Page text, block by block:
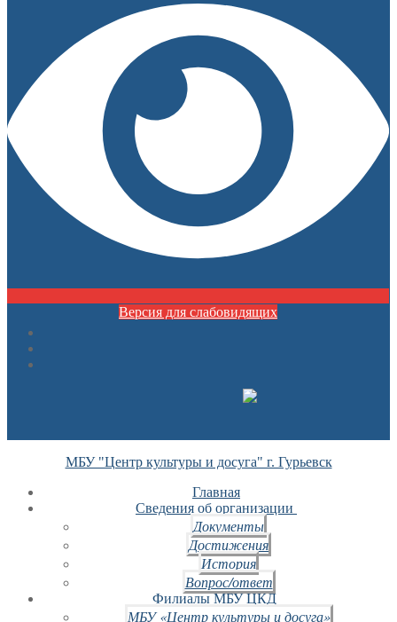
Версия для слабовидящих
МБУ "Центр культуры и досуга" г. Гурьевск
Главная
Сведения об организации
Документы
Достижения
История
Вопрос/ответ
Филиалы МБУ ЦКД
МБУ «Центр культуры и досуга»